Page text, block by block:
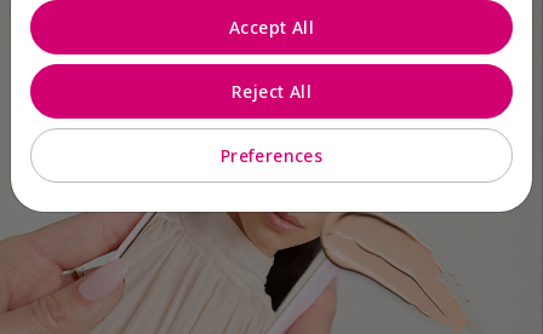
Preferences
Reject All
Accept All